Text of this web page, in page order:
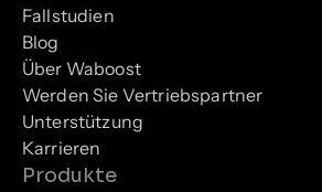
Fallstudien
Blog
Über Waboost
Werden Sie Vertriebspartner
Unterstützung
Karrieren
Produkte